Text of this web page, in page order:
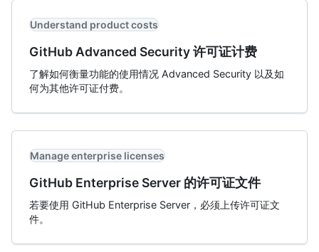
Understand product costs
GitHub Advanced Security 许可证计费
了解如何衡量功能的使用情况 Advanced Security 以及如
何为其他许可证付费。
Manage enterprise licenses
GitHub Enterprise Server 的许可证文件
若要使用 GitHub Enterprise Server，必须上传许可证文
件。